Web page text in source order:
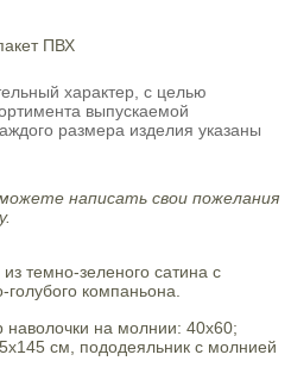
ПВХ
характер, с целью
выпускаемой
размера изделия указаны
написать свои пожелания
темно-зеленого сатина с
компаньона.
на молнии: 40х60;
см, пододеяльник с молнией